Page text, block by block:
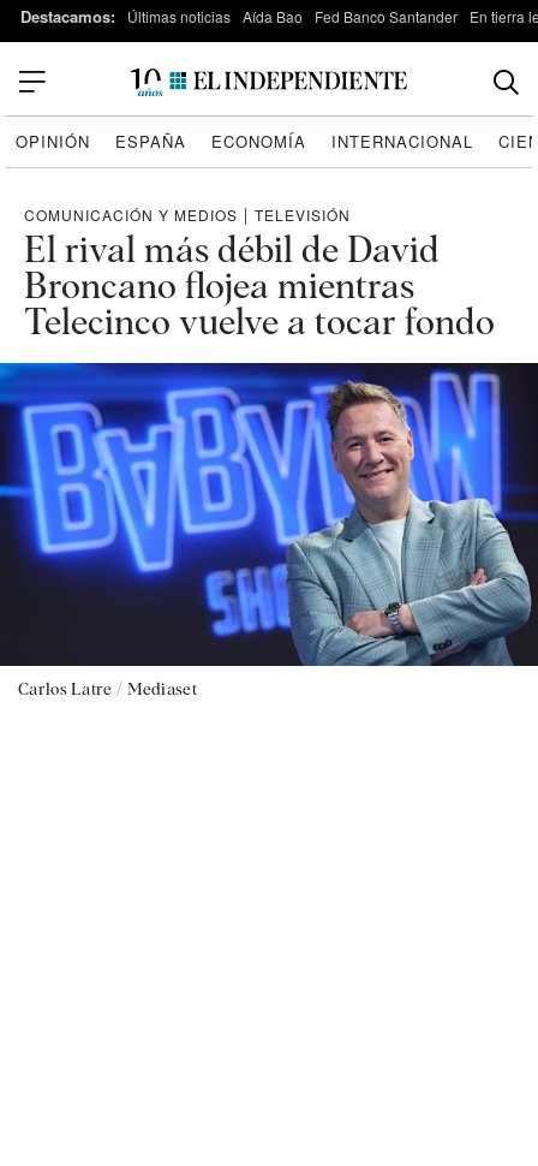
Destacamos: Últimas noticias Aída Bao Fed Banco Santander En tierra
OPINIÓN ESPAÑA ECONOMÍA INTERNACIONAL
COMUNICACIÓN Y MEDIOS | TELEVISIÓN
El rival más débil de David
Broncano flojea mientras
Telecinco vuelve a tocar fondo
Carlos Latre / Mediaset